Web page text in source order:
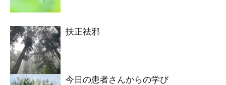
扶正祛邪
今日の患者さんからの学び